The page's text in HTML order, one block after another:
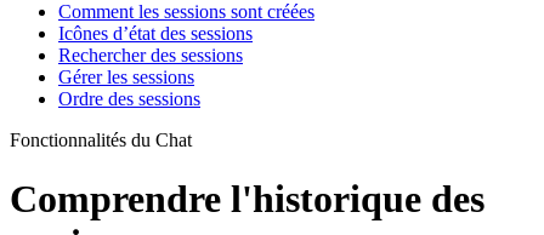
Comment les sessions sont créées
Icônes d’état des sessions
Rechercher des sessions
Gérer les sessions
Ordre des sessions
Fonctionnalités du Chat
Comprendre l'historique des